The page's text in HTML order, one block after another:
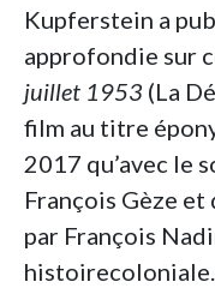
Kupferstein a
approfondie sur
juillet 1953 (La
film au titre
2017 qu’avec le
François Gèze
par François